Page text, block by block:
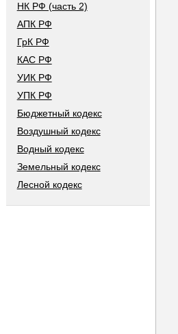
НК РФ (часть 2)
АПК РФ
ГрК РФ
КАС РФ
УИК РФ
УПК РФ
Бюджетный кодекс
Воздушный кодекс
Водный кодекс
Земельный кодекс
Лесной кодекс